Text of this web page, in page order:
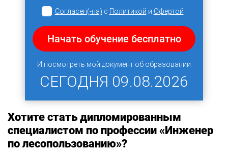
Согласен(-на) с Политикой и Офертой
Начать обучение бесплатно
И посмотреть мой документ об образовании
СЕГОДНЯ 09.08.2026
Хотите стать дипломированным
специалистом по профессии «Инженер
по лесопользованию»?